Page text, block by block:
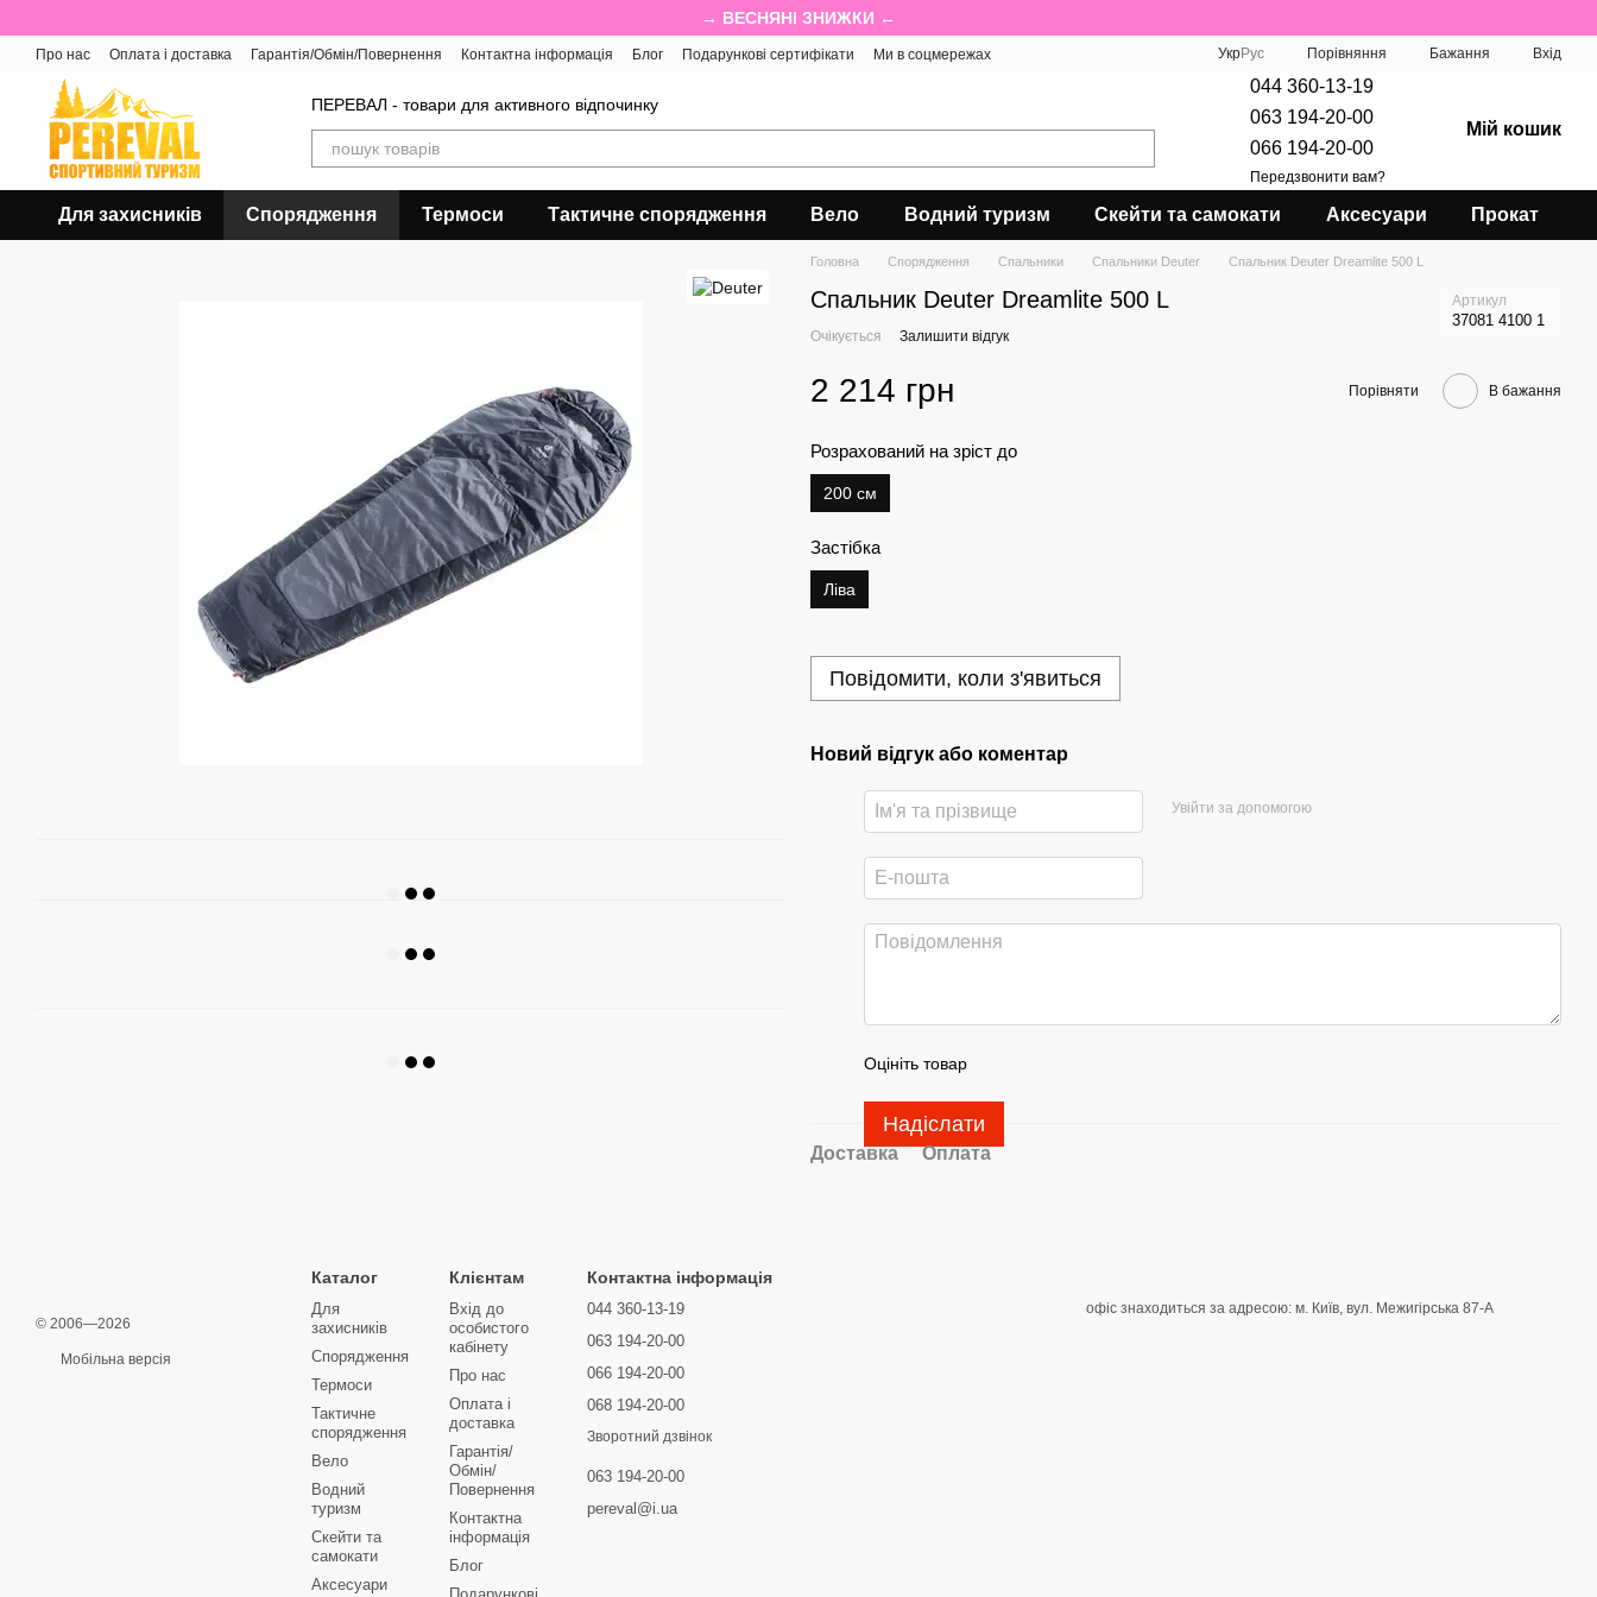
→ ВЕСНЯНІ ЗНИЖКИ ←
Про нас Оплата і доставка Гарантія/Обмін/Повернення Контактна інформація Блог Подарункові сертифікати
Ми в соцмережах
Відгуки про магазин
УкрРус Порівняння Бажання Вхід
ПЕРЕВАЛ - товари для активного відпочинку
044 360-13-19
063 194-20-00
066 194-20-00
Передзвонити вам?
Мій кошик
Для захисників Спорядження Термоси Тактичне спорядження Вело Водний туризм Скейти та самокати Аксесуари Прокат
Головна Спорядження Спальники Спальники Deuter Спальник Deuter Dreamlite 500 L
Спальник Deuter Dreamlite 500 L Артикул
37081 4100 1
Очікується Залишити відгук
2 214 грн Порівняти В бажання
Розрахований на зріст до
200 см
Застібка
Ліва
Повідомити, коли з'явиться
Новий відгук або коментар
Увійти за допомогою
Оцініть товар
Надіслати
Доставка Оплата
© 2006—2026
Мобільна версія
Каталог
Для
захисників
Спорядження
Термоси
Тактичне
спорядження
Вело
Водний
туризм
Скейти та
самокати
Аксесуари
Клієнтам
Вхід до
особистого
кабінету
Про нас
Оплата і
доставка
Гарантія/
Обмін/
Повернення
Контактна
інформація
Блог
Контактна інформація
044 360-13-19
063 194-20-00
066 194-20-00
068 194-20-00
Зворотний дзвінок
063 194-20-00
pereval@i.ua
офіс знаходиться за адресою: м. Київ, вул. Межигірська 87-А